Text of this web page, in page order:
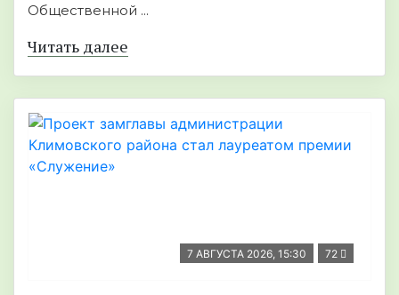
Общественной ...
Читать далее
7 АВГУСТА 2026, 15:30 72